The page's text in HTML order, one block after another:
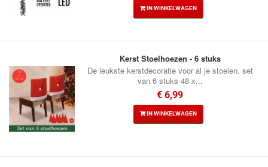
IN WINKELWAGEN
Kerst Stoelhoezen - 6 stuks
De leukste kerstdecoratie voor al je stoelen. set
van 6 stuks 48 x...
€ 6,99
IN WINKELWAGEN